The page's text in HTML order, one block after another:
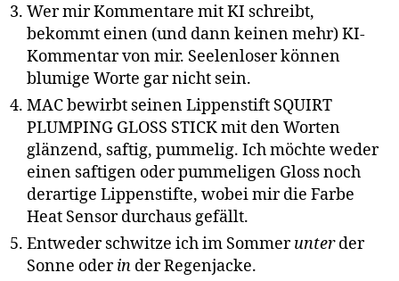
Wer mir Kommentare mit KI schreibt,
bekommt einen (und dann keinen mehr) KI-
Kommentar von mir. Seelenloser können
blumige Worte gar nicht sein.
MAC bewirbt seinen Lippenstift SQUIRT
PLUMPING GLOSS STICK mit den Worten
glänzend, saftig, pummelig. Ich möchte weder
einen saftigen oder pummeligen Gloss noch
derartige Lippenstifte, wobei mir die Farbe
Heat Sensor durchaus gefällt.
Entweder schwitze ich im Sommerunterder
Sonne oderin der Regenjacke.